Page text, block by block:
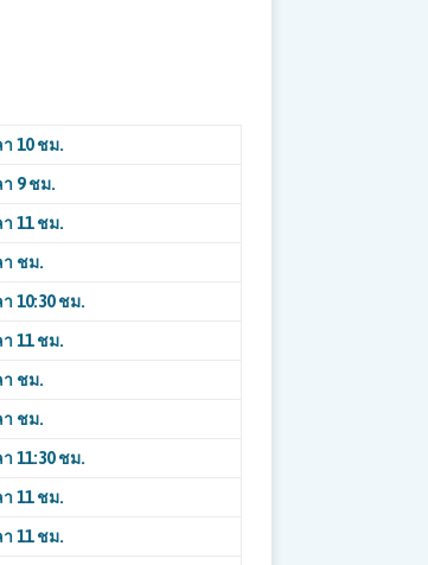
10 ชม.
9 ชม.
11 ชม.
า ชม.
10:30 ชม.
11 ชม.
า ชม.
า ชม.
11:30 ชม.
11 ชม.
11 ชม.